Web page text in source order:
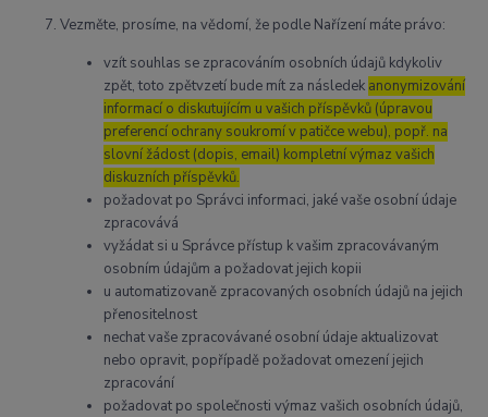
Vezměte, prosíme, na vědomí, že podle Nařízení máte právo:
vzít souhlas se zpracováním osobních údajů kdykoliv
zpět, toto zpětvzetí bude mít za následek anonymizování
informací o diskutujícím u vašich příspěvků (úpravou
preferencí ochrany soukromí v patičce webu), popř. na
slovní žádost (dopis, email) kompletní výmaz vašich
diskuzních příspěvků.
požadovat po Správci informaci, jaké vaše osobní údaje
zpracovává
vyžádat si u Správce přístup k vašim zpracovávaným
osobním údajům a požadovat jejich kopii
u automatizovaně zpracovaných osobních údajů na jejich
přenositelnost
nechat vaše zpracovávané osobní údaje aktualizovat
nebo opravit, popřípadě požadovat omezení jejich
zpracování
požadovat po společnosti výmaz vašich osobních údajů,